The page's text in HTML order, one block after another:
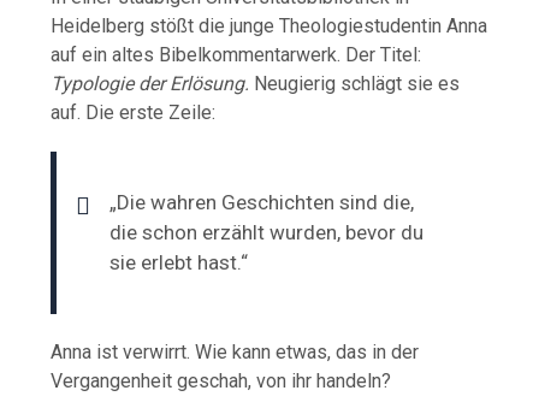
Heidelberg stößt die junge Theologiestudentin Anna
auf ein altes Bibelkommentarwerk. Der Titel:
Typologie der Erlösung. Neugierig schlägt sie es
auf. Die erste Zeile:
„Die wahren Geschichten sind die,
die schon erzählt wurden, bevor du
sie erlebt hast.“
Anna ist verwirrt. Wie kann etwas, das in der
Vergangenheit geschah, von ihr handeln?